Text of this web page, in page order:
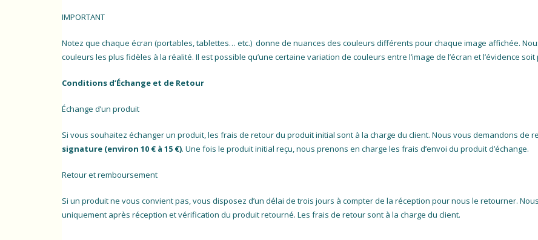
IMPORTANT
Notez que chaque écran (portables, tablettes… etc.) donne de nuances des couleurs différents pour chaque image affichée.
couleurs les plus fidèles à la réalité. Il est possible qu’une certaine variation de couleurs entre l’image de l’écran et l’évidence
Conditions d’Échange et de Retour
Échange d’un produit
Si vous souhaitez échanger un produit, les frais de retour du produit initial sont à la charge du client. Nous vous demandons de
signature (environ 10 € à 15 €). Une fois le produit initial reçu, nous prenons en charge les frais d’envoi du produit d’échange.
Retour et remboursement
Si un produit ne vous convient pas, vous disposez d’un délai de trois jours à compter de la réception pour nous le retourner.
uniquement après réception et vérification du produit retourné. Les frais de retour sont à la charge du client.